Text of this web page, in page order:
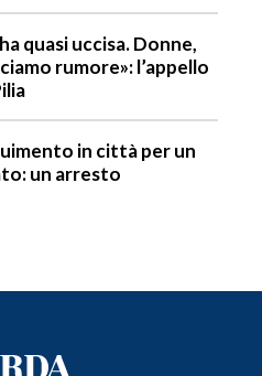
quasi uccisa. Donne,
rumore»: l’appello
in città per un
un arresto